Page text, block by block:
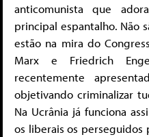
anticomunista que
principal espantalho. Não
estão na mira do
Marx e Friedrich
recentemente
objetivando criminalizar
Na Ucrânia já funciona
os liberais os